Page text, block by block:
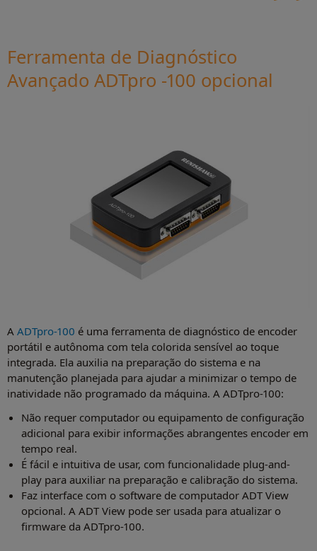
Ferramenta de Diagnóstico
Avançado ADTpro -100 opcional
A ADTpro-100 é uma ferramenta de diagnóstico de encoder
portátil e autônoma com tela colorida sensível ao toque
integrada. Ela auxilia na preparação do sistema e na
manutenção planejada para ajudar a minimizar o tempo de
inatividade não programado da máquina. A ADTpro-100:
Não requer computador ou equipamento de configuração
adicional para exibir informações abrangentes encoder em
tempo real.
É fácil e intuitiva de usar, com funcionalidade plug-and-
play para auxiliar na preparação e calibração do sistema.
Faz interface com o software de computador ADT View
opcional. A ADT View pode ser usada para atualizar o
firmware da ADTpro-100.